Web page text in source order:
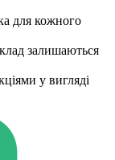
для кожного
залишаються
у вигляді